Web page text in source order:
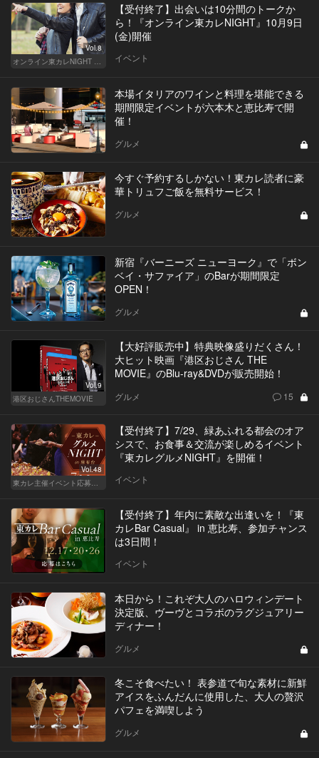
Vol.8
オンライン東カレNIGHT イベント募集
【受付終了】出会いは10分間のトークか
ら！『オンライン東カレNIGHT』10月9日
(金)開催
イベント
本場イタリアのワインと料理を堪能できる
期間限定イベントが六本木と恵比寿で開
催！
グルメ
今すぐ予約するしかない！東カレ読者に豪
華トリュフご飯を無料サービス！
グルメ
新宿『バーニーズ ニューヨーク』で「ボン
ベイ・サファイア」のBarが期間限定
OPEN！
グルメ
Vol.9
港区おじさんTHEMOVIE
【大好評販売中】特典映像盛りだくさん！
大ヒット映画『港区おじさん THE
MOVIE』のBlu-ray&DVDが販売開始！
グルメ 15
Vol.48
東カレ主催イベント応募詳細記事一覧
【受付終了】7/29、緑あふれる都会のオア
シスで、お食事＆交流が楽しめるイベント
『東カレグルメNIGHT』を開催！
イベント
【受付終了】年内に素敵な出逢いを！『東
カレBar Casual』 in 恵比寿、参加チャンス
は3日間！
イベント
本日から！これぞ大人のハロウィンデート
決定版、ヴーヴとコラボのラグジュアリー
ディナー！
グルメ
冬こそ食べたい！ 表参道で旬な素材に新鮮
アイスをふんだんに使用した、大人の贅沢
パフェを満喫しよう
グルメ